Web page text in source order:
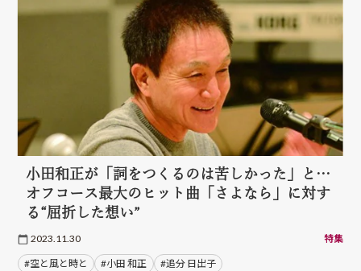
小田和正が「詞をつくるのは苦しかった」と…
オフコース最大のヒット曲「さよなら」に対す
る“屈折した想い”
2023.11.30 特集
#空と風と時と #小田 和正 #追分 日出子